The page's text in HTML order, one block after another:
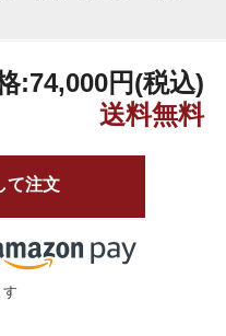
:74,000円(税込)
て注文